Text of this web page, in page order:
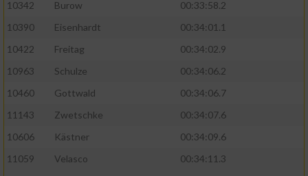
10342
Burow
00:33:58.2
10390
Eisenhardt
00:34:01.1
10422
Freitag
00:34:02.9
10963
Schulze
00:34:06.2
10460
Gottwald
00:34:06.7
11143
Zwetschke
00:34:07.6
10606
Kästner
00:34:09.6
11059
Velasco
00:34:11.3